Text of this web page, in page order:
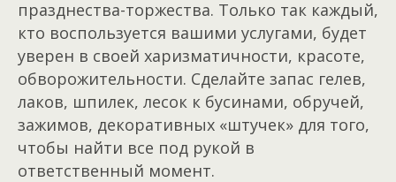
празднества-торжества. Только так каждый,
кто воспользуется вашими услугами, будет
уверен в своей харизматичности, красоте,
обворожительности. Сделайте запас гелев,
лаков, шпилек, лесок к бусинами, обручей,
зажимов, декоративных «штучек» для того,
чтобы найти все под рукой в
ответственный момент.